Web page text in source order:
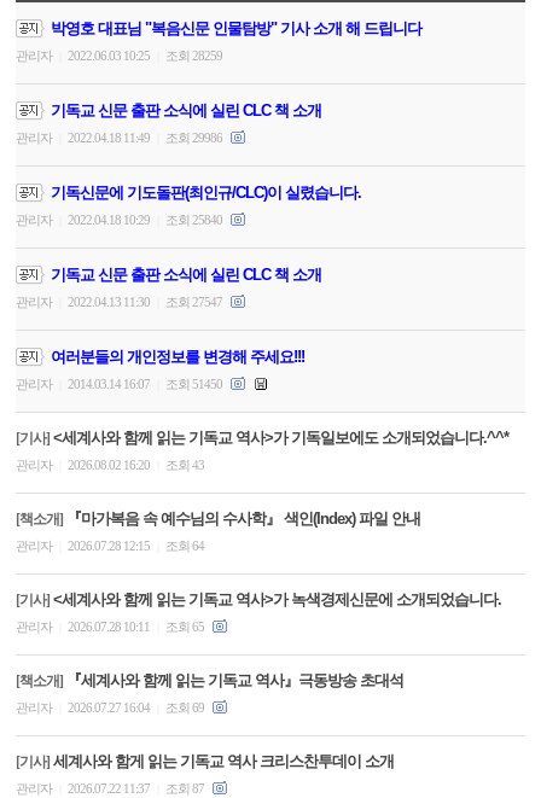
박영호 대표님 "복음신문 인물탐방" 기사 소개 해 드립니다
관리자 2022.06.03 10:25 조회 28259
기독교 신문 출판 소식에 실린 CLC 책 소개
관리자 2022.04.18 11:49 조회 29986
기독신문에 기도돌판(최인규/CLC)이 실렸습니다.
관리자 2022.04.18 10:29 조회 25840
기독교 신문 출판 소식에 실린 CLC 책 소개
관리자 2022.04.13 11:30 조회 27547
여러분들의 개인정보를 변경해 주세요!!!
관리자 2014.03.14 16:07 조회 51450
[기사] <세계사와 함께 읽는 기독교 역사>가 기독일보에도 소개되었습니다.^^*
관리자 2026.08.02 16:20 조회 43
[책소개] 『마가복음 속 예수님의 수사학』 색인(Index) 파일 안내
관리자 2026.07.28 12:15 조회 64
[기사] <세계사와 함께 읽는 기독교 역사>가 녹색경제신문에 소개되었습니다.
관리자 2026.07.28 10:11 조회 65
[책소개] 『세계사와 함께 읽는 기독교 역사』극동방송 초대석
관리자 2026.07.27 16:04 조회 69
[기사] 세계사와 함게 읽는 기독교 역사 크리스찬투데이 소개
관리자 2026.07.22 11:37 조회 87